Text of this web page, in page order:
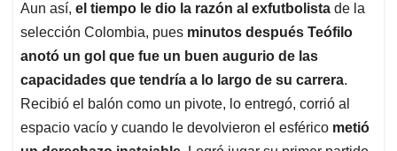
Aun así, el tiempo le dio la razón al exfutbolista de la
selección Colombia, pues minutos después Teófilo
anotó un gol que fue un buen augurio de las
capacidades que tendría a lo largo de su carrera.
Recibió el balón como un pivote, lo entregó, corrió al
espacio vacío y cuando le devolvieron el esférico metió